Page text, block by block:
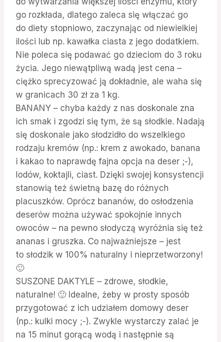
go rozkłada, dlatego zaleca się włączać go
do diety stopniowo, zaczynając od niewielkiej
ilości lub np. kawałka ciasta z jego dodatkiem.
Nie poleca się podawać go dzieciom do 3 roku
życia. Jego niewątpliwą wadą jest cena –
ciężko sprecyzować ją dokładnie, ale waha się
w granicach 30 zł za 1 kg.
BANANY – chyba każdy z nas doskonale zna
ich smak i zgodzi się tym, że są słodkie. Nadają
się doskonale jako słodzidło do wszelkiego
rodzaju kremów (np.: krem z awokado, banana
i kakao to naprawdę fajna opcja na deser ;-),
lodów, koktajli, ciast. Dzięki swojej konsystencji
stanowią też świetną bazę do różnych
placuszków. Oprócz bananów, do osłodzenia
deserów można używać spokojnie innych
owoców – na pewno słodyczą wyróżnia się też
ananas i gruszka. Co najważniejsze – jest
to słodzik w 100% naturalny i nieprzetworzony!
🙂
SUSZONE DAKTYLE – zdrowe, słodkie,
naturalne! 🙂 Idealne, żeby w prosty sposób
przygotować z ich udziałem domowy deser
(np.: kulki mocy ;-). Zwykle wystarczy zalać je
na 15 minut gorącą wodą i następnie są